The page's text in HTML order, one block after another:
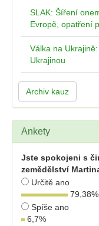
SLAK: Šíření
Evropě, opatření
Válka na
Ukrajinou
Archiv kauz
Ankety
Jste spokojeni s
zemědělství
Určitě ano
79,38%
Spíše ano
6,7%